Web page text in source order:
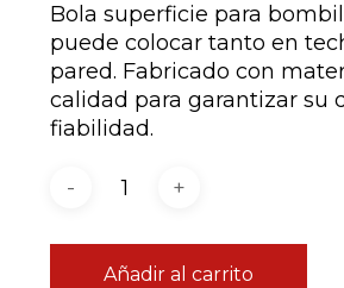
Bola superficie para
puede colocar tanto en
pared. Fabricado con
calidad para garantizar su
fiabilidad.
Añadir al carrito